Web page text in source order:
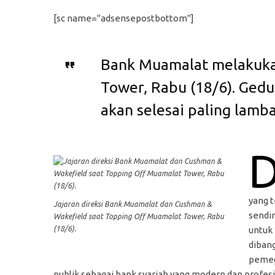
[sc name="adsensepostbottom"]
Bank Muamalat
Tower, Rabu (18/6).
akan selesai paling
Jajaran direksi Bank Muamalat dan Cushman &
Wakefield saat Topping Off Muamalat Tower, Rabu
(18/6).
yang
untuk